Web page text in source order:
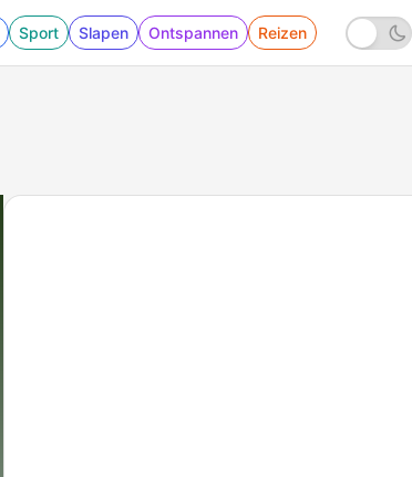
Sport Slapen Ontspannen Reizen